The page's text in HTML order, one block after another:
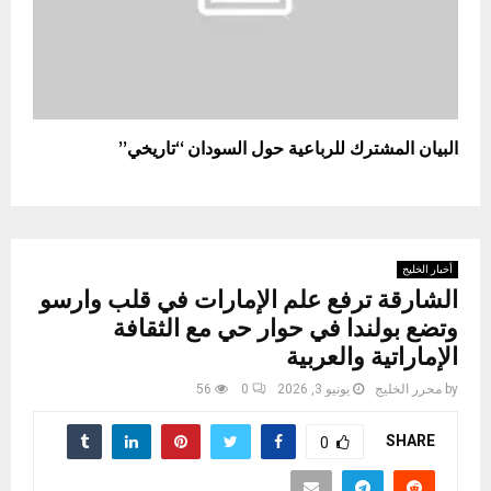
البيان المشترك للرباعية حول السودان “تاريخي”
أخبار الخليج
الشارقة ترفع علم الإمارات في قلب وارسو
وتضع بولندا في حوار حي مع الثقافة
الإماراتية والعربية
by محرر الخليج يونيو 3, 2026 0
56
SHARE
0